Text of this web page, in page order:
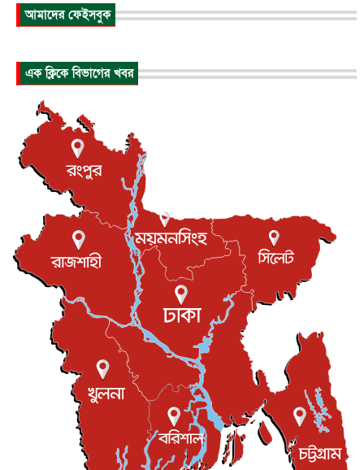
পৃথিবীর দিকে আসছে বিধ্বংসী বস্তু, পারমাণবিক বোমা দিয়ে করা
হব...
কেনিয়ায় ১৫ হাতির রহস্যজনক মৃত্যু, সন্দেহের মুখে কীটনাশকের
ব্...
বিদেশি সংবাদমাধ্যমের জন্য নতুন বিধি-নিষেধ পাকিস্তানের
আন্তর্জাতিক
যুক্তরাজ্যের চেভেনিং স্কলারশিপের আবেদন শুরু
আন্তর্জাতিক
পদত্যাগ করেছেন কেপ ভার্দের কোচ, নতুন ঠিকানা মরক্কো
খেলাধুলা ৫ আগস্ট, ২০২৬
মাত্র ৬ দিনেই ১ বিলিয়ন ডলারের ক্লাবে ‘স্পাইডার-ম্যান : ব্র্য...
দেশের কারিগরি ও ক্রীড়া শিক্ষায় সহযোগিতার আগ্রহ অস্ট্রেলিয়ার
জাতীয় ৪ আগস্ট, ২০২৬
সব সরকারি দপ্তরের জন্য জরুরি নির্দেশনা
জাতীয় ৪ আগস্ট, ২০২৬
সম্পত্তি দান করলেও জীবদ্দশায় ভোগদখলের অধিকার থাকবে
৪ আগস্ট, ২০২৬
আমাদের ফেইসবুক
এক ক্লিকে বিভাগের খবর